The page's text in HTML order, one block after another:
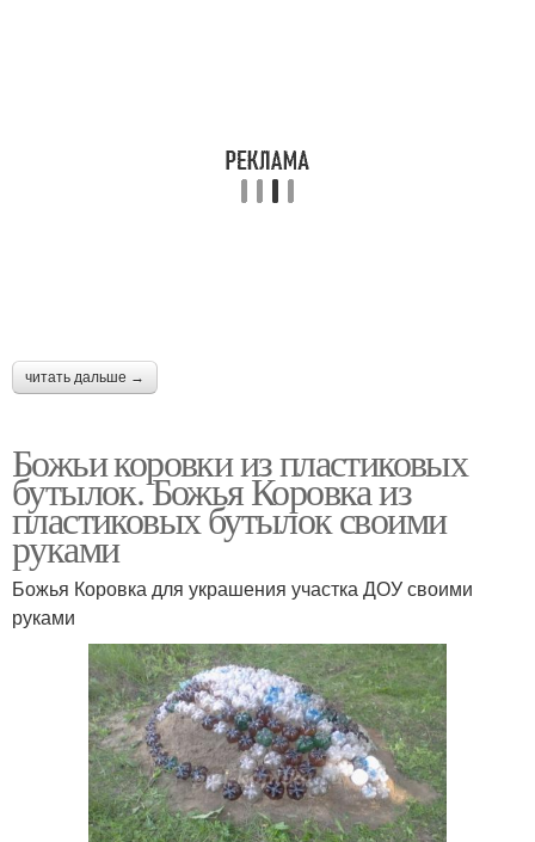
читать дальше →
Божьи коровки из пластиковых
бутылок. Божья Коровка из
пластиковых бутылок своими
руками
Божья Коровка для украшения участка ДОУ своими
руками